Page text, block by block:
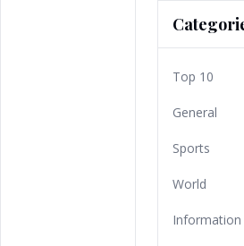
Top 10
General
Sports
World
Information